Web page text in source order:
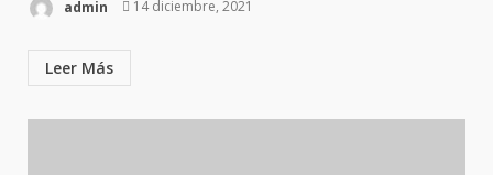
admin 14 diciembre, 2021
Leer Más